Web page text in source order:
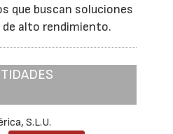
que buscan soluciones
de alto rendimiento.
S.L.U.